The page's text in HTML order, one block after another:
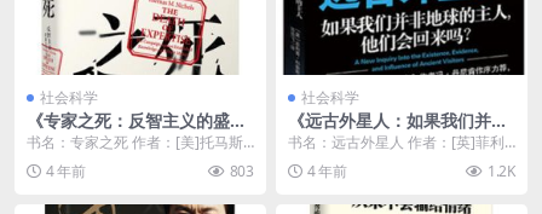
社会科学
《专家之死：反智主义的盛行
及其影响》pdf免费下载
书名：专家之死 作者：[美]托马斯·
尼科尔斯 出版社：中信出版社 副标
题：反智主...
4 年前 803
社会科学
《远古外星人：如果我们并非
地球的主人，他们会回来吗》
pdf下载
书名：远古外星人 作者：[英]菲利
普·科彭斯 出版社：江苏人民出版社
副标题：如...
4 年前 1.2K